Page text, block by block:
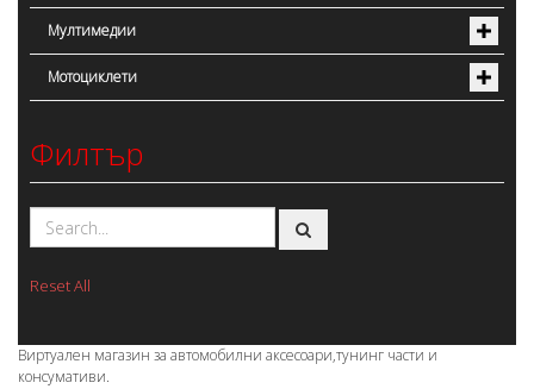
Мултимедии
Мотоциклети
Филтър
Reset All
Виртуален магазин за автомобилни аксесоари,тунинг части и
консумативи.